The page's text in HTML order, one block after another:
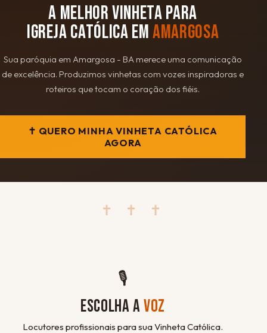
A MELHOR VINHETA PARA
IGREJA CATÓLICA EMAMARGOSA
Sua paróquia em Amargosa - BA merece uma comunicação
de excelência. Produzimos vinhetas com vozes inspiradoras e
roteiros que tocam o coração dos fiéis.
✝ QUERO MINHA VINHETA CATÓLICA
AGORA
✝ ✝ ✝
🎙
ESCOLHA AVOZ
Locutores profissionais para sua Vinheta Católica.